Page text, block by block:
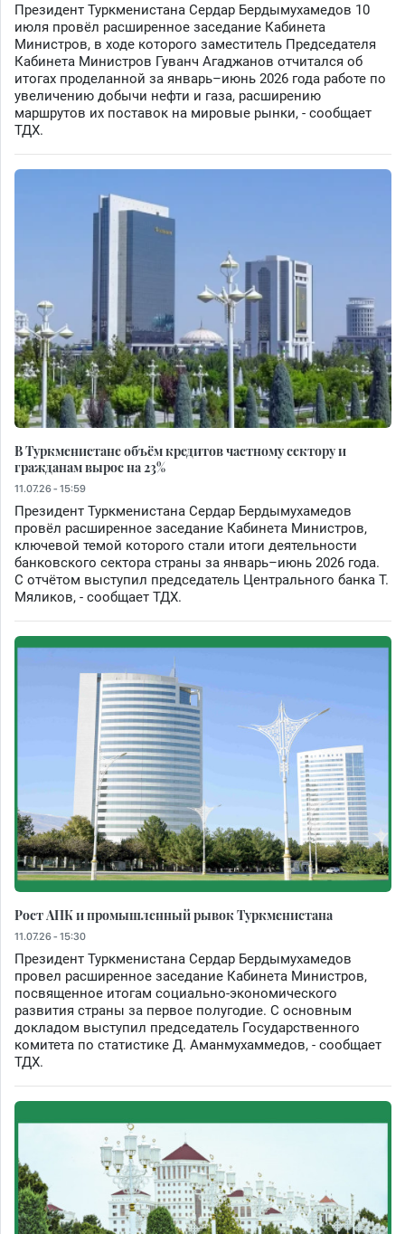
Президент Туркменистана Сердар Бердымухамедов 10
июля провёл расширенное заседание Кабинета
Министров, в ходе которого заместитель Председателя
Кабинета Министров Гуванч Агаджанов отчитался об
итогах проделанной за январь–июнь 2026 года работе по
увеличению добычи нефти и газа, расширению
маршрутов их поставок на мировые рынки, - сообщает
ТДХ.
В Туркменистане объём кредитов частному сектору и
гражданам вырос на 23%
11.07.26 - 15:59
Президент Туркменистана Сердар Бердымухамедов
провёл расширенное заседание Кабинета Министров,
ключевой темой которого стали итоги деятельности
банковского сектора страны за январь–июнь 2026 года.
С отчётом выступил председатель Центрального банка Т.
Мяликов, - сообщает ТДХ.
Рост АПК и промышленный рывок Туркменистана
11.07.26 - 15:30
Президент Туркменистана Сердар Бердымухамедов
провел расширенное заседание Кабинета Министров,
посвященное итогам социально-экономического
развития страны за первое полугодие. С основным
докладом выступил председатель Государственного
комитета по статистике Д. Аманмухаммедов, - сообщает
ТДХ.